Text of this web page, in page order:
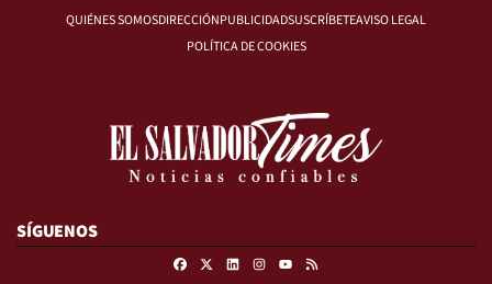
QUIÉNES SOMOSDIRECCIÓNPUBLICIDADSUSCRÍBETEAVISO LEGAL
POLÍTICA DE COOKIES
SÍGUENOS
FacebookLinkedinInstagram